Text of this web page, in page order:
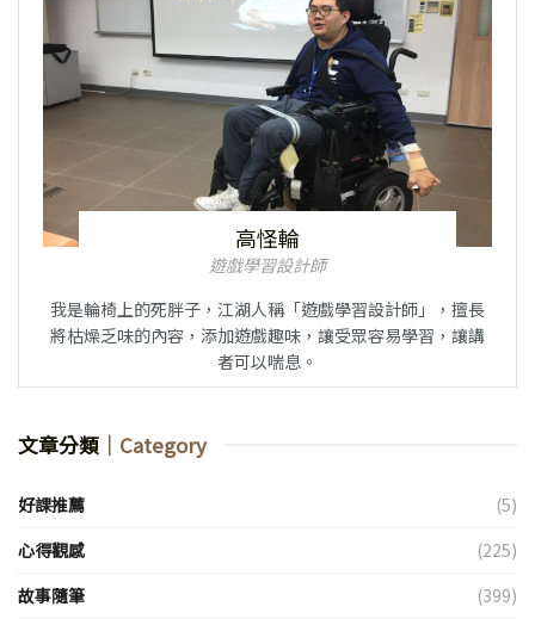
高怪輪
遊戲學習設計師
我是輪椅上的死胖子，江湖人稱「遊戲學習設計師」，擅長
將枯燥乏味的內容，添加遊戲趣味，讓受眾容易學習，讓講
者可以喘息。
文章分類 ｜Category
好課推薦
(5)
心得觀感
(225)
故事隨筆
(399)